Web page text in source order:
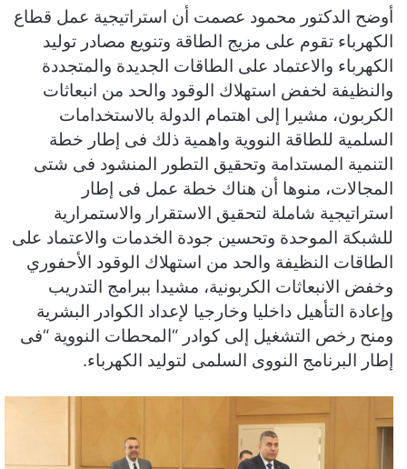
أوضح الدكتور محمود عصمت أن استراتيجية عمل قطاع
الكهرباء تقوم على مزيج الطاقة وتنويع مصادر توليد
الكهرباء والاعتماد على الطاقات الجديدة والمتجددة
والنظيفة لخفض استهلاك الوقود والحد من انبعاثات
الكربون، مشيرا إلى اهتمام الدولة بالاستخدامات
السلمية للطاقة النووية واهمية ذلك فى إطار خطة
التنمية المستدامة وتحقيق التطور المنشود فى شتى
المجالات، منوها أن هناك خطة عمل فى إطار
استراتيجية شاملة لتحقيق الاستقرار والاستمرارية
للشبكة الموحدة وتحسين جودة الخدمات والاعتماد على
الطاقات النظيفة والحد من استهلاك الوقود الأحفوري
وخفض الانبعاثات الكربونية، مشيدا ببرامج التدريب
وإعادة التأهيل داخليا وخارجيا لإعداد الكوادر البشرية
ومنح رخص التشغيل إلى كوادر “المحطات النووية “فى
إطار البرنامج النووى السلمى لتوليد الكهرباء.